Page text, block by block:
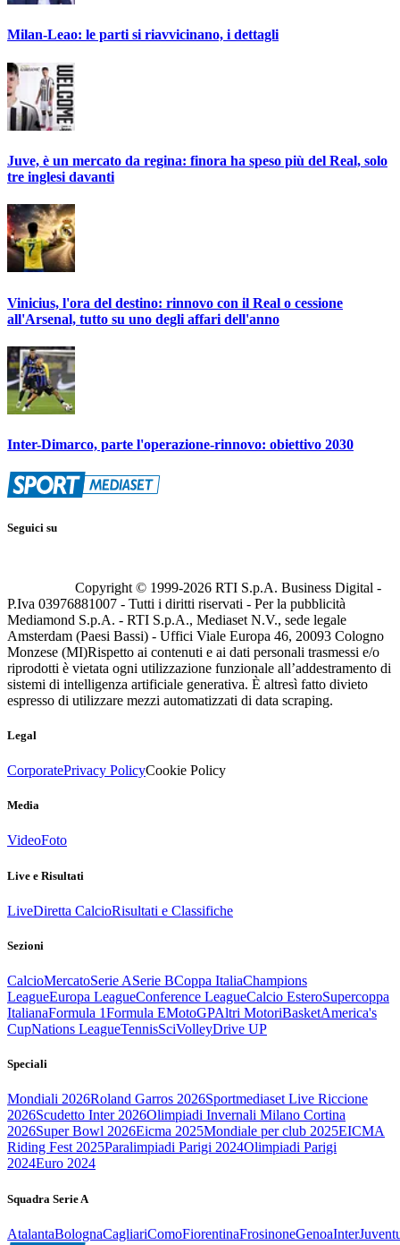
Milan-Leao: le parti si riavvicinano, i dettagli
Juve, è un mercato da regina: finora ha speso più del Real, solo
tre inglesi davanti
Vinicius, l'ora del destino: rinnovo con il Real o cessione
all'Arsenal, tutto su uno degli affari dell'anno
Inter-Dimarco, parte l'operazione-rinnovo: obiettivo 2030
Seguici su
Copyright © 1999-2026 RTI S.p.A. Business Digital -
P.Iva 03976881007 - Tutti i diritti riservati - Per la pubblicità
Mediamond S.p.A. - RTI S.p.A., Mediaset N.V., sede legale
Amsterdam (Paesi Bassi) - Uffici Viale Europa 46, 20093 Cologno
Monzese (MI)Rispetto ai contenuti e ai dati personali trasmessi e/o
riprodotti è vietata ogni utilizzazione funzionale all’addestramento di
sistemi di intelligenza artificiale generativa. È altresì fatto divieto
espresso di utilizzare mezzi automatizzati di data scraping.
Legal
CorporatePrivacy PolicyCookie Policy
Media
VideoFoto
Live e Risultati
LiveDiretta CalcioRisultati e Classifiche
Sezioni
CalcioMercatoSerie ASerie BCoppa ItaliaChampions
LeagueEuropa LeagueConference LeagueCalcio EsteroSupercoppa
ItalianaFormula 1Formula EMotoGPAltri MotoriBasketAmerica's
CupNations LeagueTennisSciVolleyDrive UP
Speciali
Mondiali 2026Roland Garros 2026Sportmediaset Live Riccione
2026Scudetto Inter 2026Olimpiadi Invernali Milano Cortina
2026Super Bowl 2026Eicma 2025Mondiale per club 2025EICMA
Riding Fest 2025Paralimpiadi Parigi 2024Olimpiadi Parigi
2024Euro 2024
Squadra Serie A
AtalantaBolognaCagliariComoFiorentinaFrosinoneGenoaInter